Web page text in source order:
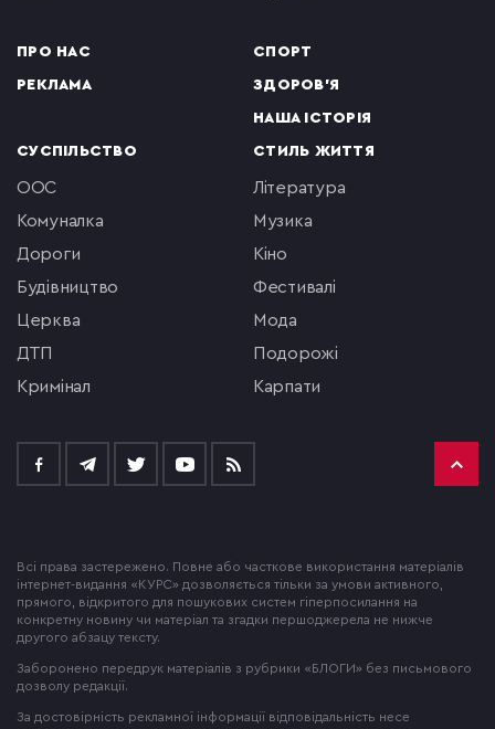
ПРО НАС
РЕКЛАМА
СПОРТ
ЗДОРОВ'Я
НАША ІСТОРІЯ
СУСПІЛЬСТВО
ООС
комуналка
Дороги
будівництво
церква
ДТП
кримінал
СТИЛЬ ЖИТТЯ
література
музика
кіно
фестивалі
мода
подорожі
Карпати
Всі права застережено. Повне або часткове використання матеріалів
інтернет-видання «КУРС» дозволяється тільки за умови активного,
прямого, відкритого для пошукових систем гіперпосилання на
конкретну новину чи матеріал та згадки першоджерела не нижче
другого абзацу тексту.
Заборонено передрук матеріалів з рубрики «БЛОГИ» без письмового
дозволу редакції.
За достовірність рекламної інформації відповідальність несе